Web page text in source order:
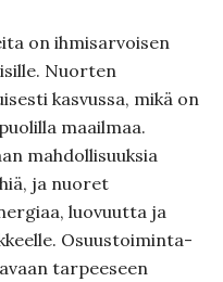
on ihmisarvoisen
Nuorten
kasvussa, mikä on
maailmaa.
mahdollisuuksia
ja nuoret
luovuutta ja
Osuustoiminta-
tarpeeseen